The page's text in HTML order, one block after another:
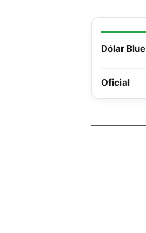
Dólar Blue
Oficial